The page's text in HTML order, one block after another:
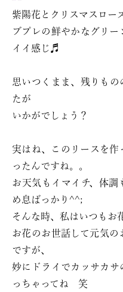
紫陽花とクリスマスロー
ブプレの鮮やかなグリ
イイ感じ♬
思いつくまま、残りも
たが
いかがでしょう？
実はね、このリースを
ったんですね。。
お天気もイマイチ、体調
め息ばっかり^^;
そんな時、私はいつもお
お花のお世話して元気の
ですが、
妙にドライでカッサカ
っちゃってね 笑